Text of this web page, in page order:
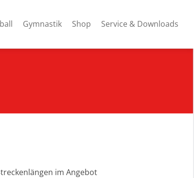
Gymnastik Shop Service & Downloads
im Angebot